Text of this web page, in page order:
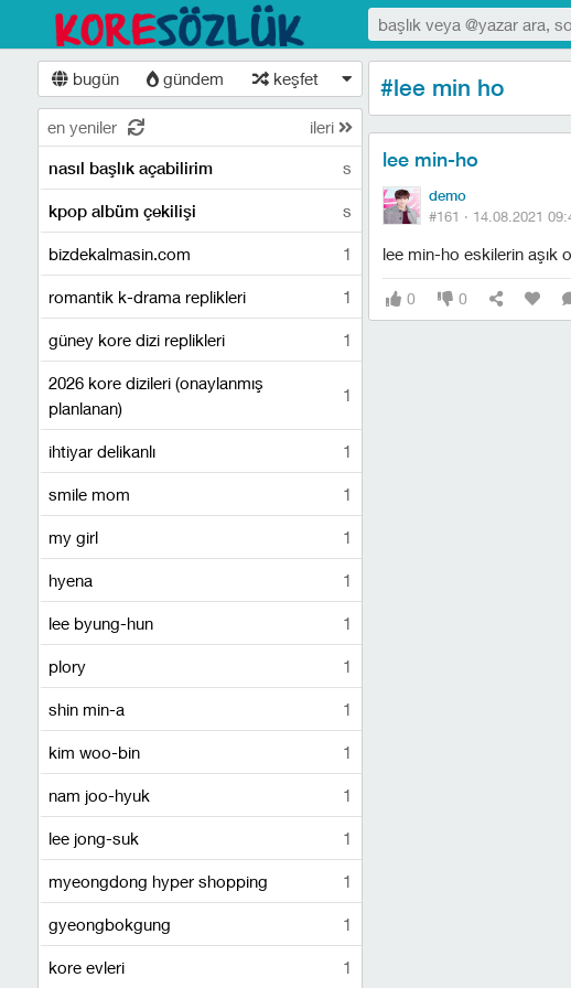
bugün gündem keşfet
en yeniler ileri
nasıl başlık açabilirim s
kpop albüm çekilişi s
bizdekalmasin.com 1
romantik k-drama replikleri 1
güney kore dizi replikleri 1
2026 kore dizileri (onaylanmış
planlanan)
1
ihtiyar delikanlı 1
smile mom 1
my girl 1
hyena 1
lee byung-hun 1
plory 1
shin min-a 1
kim woo-bin 1
nam joo-hyuk 1
lee jong-suk 1
myeongdong hyper shopping 1
gyeongbokgung 1
kore evleri 1
#lee min ho
lee min-ho
demo
#161 · 14.08.2021
lee min-ho eskilerin aşık
0 0